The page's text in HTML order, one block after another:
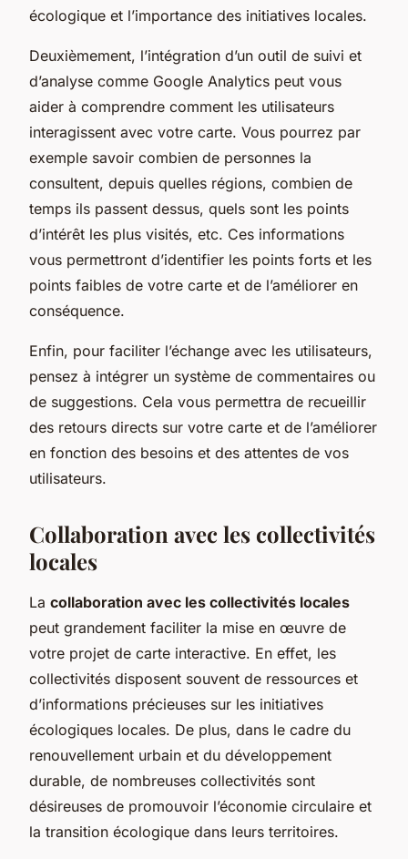
écologique et l’importance des initiatives locales.
Deuxièmement, l’intégration d’un outil de suivi et
d’analyse comme Google Analytics peut vous
aider à comprendre comment les utilisateurs
interagissent avec votre carte. Vous pourrez par
exemple savoir combien de personnes la
consultent, depuis quelles régions, combien de
temps ils passent dessus, quels sont les points
d’intérêt les plus visités, etc. Ces informations
vous permettront d’identifier les points forts et les
points faibles de votre carte et de l’améliorer en
conséquence.
Enfin, pour faciliter l’échange avec les utilisateurs,
pensez à intégrer un système de commentaires ou
de suggestions. Cela vous permettra de recueillir
des retours directs sur votre carte et de l’améliorer
en fonction des besoins et des attentes de vos
utilisateurs.
Collaboration avec les collectivités
locales
La collaboration avec les collectivités locales
peut grandement faciliter la mise en œuvre de
votre projet de carte interactive. En effet, les
collectivités disposent souvent de ressources et
d’informations précieuses sur les initiatives
écologiques locales. De plus, dans le cadre du
renouvellement urbain et du développement
durable, de nombreuses collectivités sont
désireuses de promouvoir l’économie circulaire et
la transition écologique dans leurs territoires.